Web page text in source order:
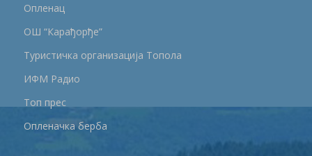
Опленац
ОШ “Карађорђе”
Туристичка организација Топола
ИФМ Радио
Топ прес
Опленачка берба